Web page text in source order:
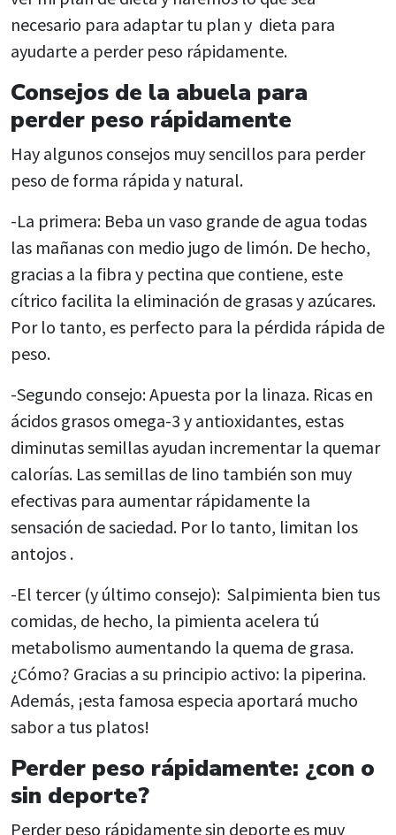
necesario para adaptar tu plan y dieta para
ayudarte a perder peso rápidamente.
Consejos de la abuela para
perder peso rápidamente
Hay algunos consejos muy sencillos para perder
peso de forma rápida y natural.
-La primera: Beba un vaso grande de agua todas
las mañanas con medio jugo de limón. De hecho,
gracias a la fibra y pectina que contiene, este
cítrico facilita la eliminación de grasas y azúcares.
Por lo tanto, es perfecto para la pérdida rápida de
peso.
-Segundo consejo: Apuesta por la linaza. Ricas en
ácidos grasos omega-3 y antioxidantes, estas
diminutas semillas ayudan incrementar la quemar
calorías. Las semillas de lino también son muy
efectivas para aumentar rápidamente la
sensación de saciedad. Por lo tanto, limitan los
antojos .
-El tercer (y último consejo): Salpimienta bien tus
comidas, de hecho, la pimienta acelera tú
metabolismo aumentando la quema de grasa.
¿Cómo? Gracias a su principio activo: la piperina.
Además, ¡esta famosa especia aportará mucho
sabor a tus platos!
Perder peso rápidamente: ¿con o
sin deporte?
Perder peso rápidamente sin deporte es muy